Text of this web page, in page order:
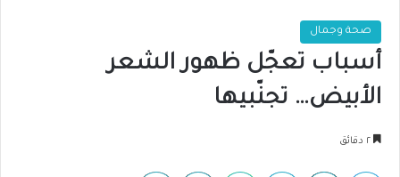
صحة وجمال
أسباب تعجّل ظهور الشعر
الأبيض… تجنّبيها
فيسبوك لينكدإن واتساب مشاركة عبر البريد